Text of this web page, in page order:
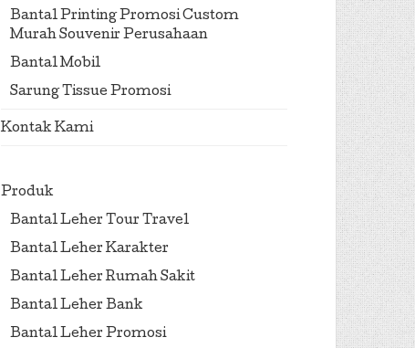
Bantal Printing Promosi Custom
Murah Souvenir Perusahaan
Bantal Mobil
Sarung Tissue Promosi
Kontak Kami
Produk
Bantal Leher Tour Travel
Bantal Leher Karakter
Bantal Leher Rumah Sakit
Bantal Leher Bank
Bantal Leher Promosi